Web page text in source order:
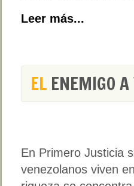
Leer más...
ELENEMIGO A
En Primero Justicia
venezolanos viven